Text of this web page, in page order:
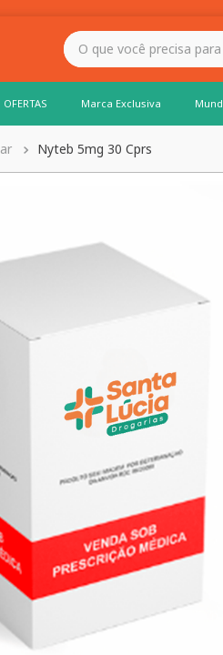
precisa para hoje?
OFERTAS Marca Exclusiva
Nyteb 5mg 30 Cprs